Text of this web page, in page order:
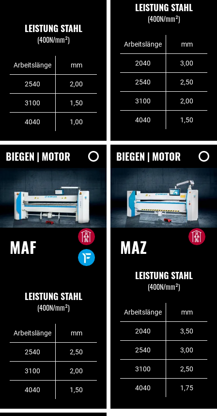
LEISTUNG STAHL
(400N/mm²)
Arbeitslänge mm
2540 2,00
3100 1,50
4040 1,00
LEISTUNG STAHL
(400N/mm²)
Arbeitslänge mm
2040 3,00
2540 2,50
3100 2,00
4040 1,50
BIEGEN | MOTOR
MAF
LEISTUNG STAHL
(400N/mm²)
Arbeitslänge mm
2540 2,50
3100 2,00
4040 1,50
BIEGEN | MOTOR
MAZ
LEISTUNG STAHL
(400N/mm²)
Arbeitslänge mm
2040 3,50
2540 3,00
3100 2,50
4040 1,75